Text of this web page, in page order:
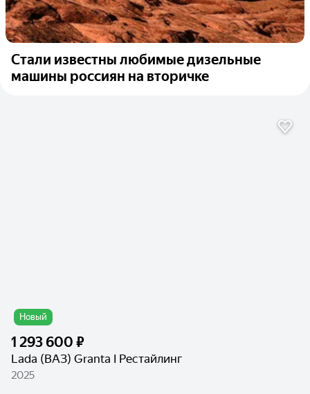
Стали известны любимые дизельные
машины россиян на вторичке
Новый
1 293 600 ₽
Lada (ВАЗ) Granta I Рестайлинг
2025